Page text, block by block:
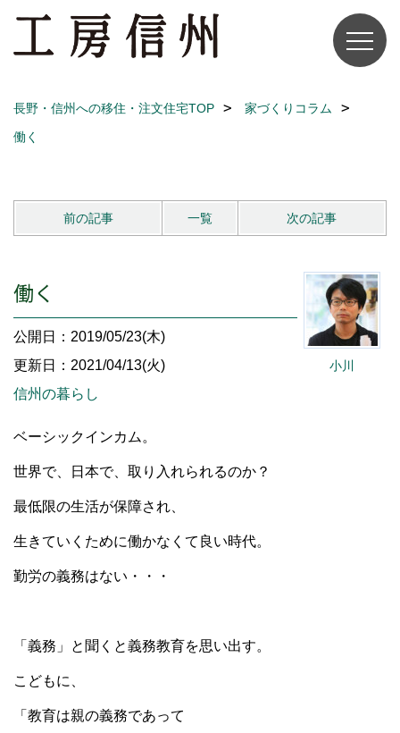
長野・信州への移住・注文住宅TOP
家づくりコラム
働く
前の記事 一覧 次の記事
小川
働く
公開日：2019/05/23(木)
更新日：2021/04/13(火)
信州の暮らし
ベーシックインカム。
世界で、日本で、取り入れられるのか？
最低限の生活が保障され、
生きていくために働かなくて良い時代。
勤労の義務はない・・・
「義務」と聞くと義務教育を思い出す。
こどもに、
「教育は親の義務であって